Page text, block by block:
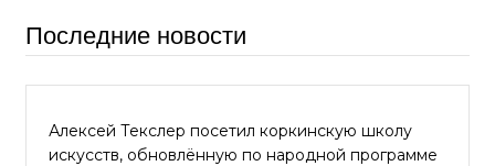
Последние новости
Алексей Текслер посетил коркинскую школу
искусств, обновлённую по народной программе